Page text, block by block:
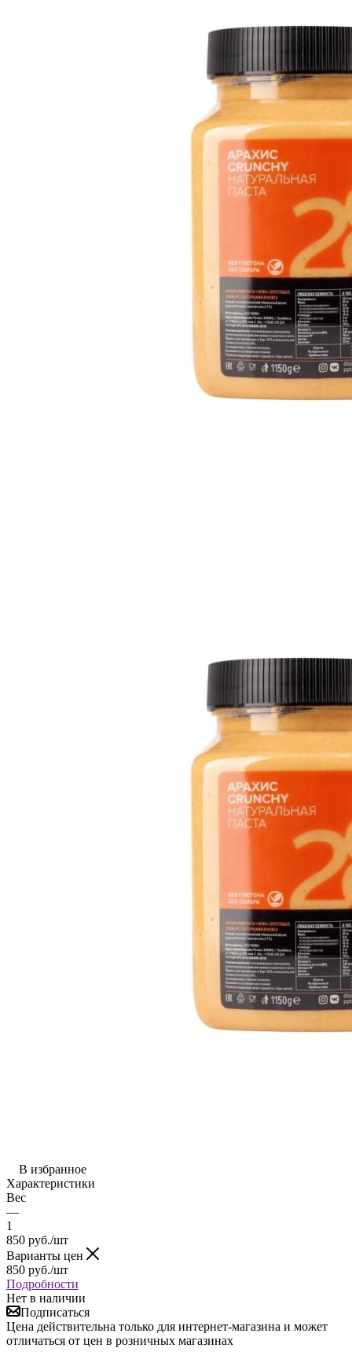
В избранное
Характеристики
Вес
—
1
850 руб./шт
Варианты цен
850 руб./шт
Подробности
Нет в наличии
Подписаться
Цена действительна только для интернет-магазина и может
отличаться от цен в розничных магазинах